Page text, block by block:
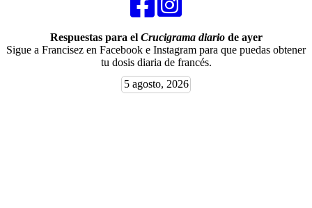
Respuestas para el Crucigrama diariode ayer
Sigue a Francisez en Facebook e Instagram para que puedas obtener
tu dosis diaria de francés.
5 agosto, 2026